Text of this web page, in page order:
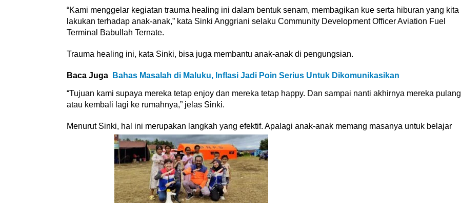
“Kami menggelar kegiatan trauma healing ini dalam bentuk senam, membagikan kue serta hiburan yang kita
lakukan terhadap anak-anak,” kata Sinki Anggriani selaku Community Development Officer Aviation Fuel
Terminal Babullah Ternate.
Trauma healing ini, kata Sinki, bisa juga membantu anak-anak di pengungsian.
Baca Juga Bahas Masalah di Maluku, Inflasi Jadi Poin Serius Untuk Dikomunikasikan
“Tujuan kami supaya mereka tetap enjoy dan mereka tetap happy. Dan sampai nanti akhirnya mereka pulang
atau kembali lagi ke rumahnya,” jelas Sinki.
Menurut Sinki, hal ini merupakan langkah yang efektif. Apalagi anak-anak memang masanya untuk belajar